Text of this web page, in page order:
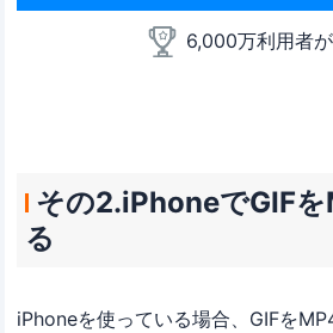
6,000万利用者
その2.iPhoneでGIF
る
iPhoneを使っている場合、GIFを